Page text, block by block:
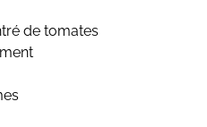
de tomates